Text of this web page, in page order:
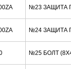
№23 ЗАЩИТА
№24 ЗАЩИТА
№25 БОЛТ